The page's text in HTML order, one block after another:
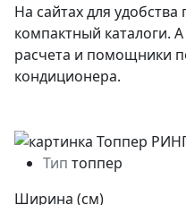
На сайтах для
компактный каталоги.
расчета и помощники
кондиционера.
Тип топпер
Ширина (см)